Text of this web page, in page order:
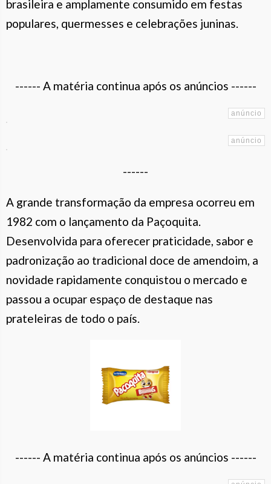
brasileira e amplamente consumido em festas
populares, quermesses e celebrações juninas.
------ A matéria continua após os anúncios ------
------
A grande transformação da empresa ocorreu em
1982 com o lançamento da Paçoquita.
Desenvolvida para oferecer praticidade, sabor e
padronização ao tradicional doce de amendoim, a
novidade rapidamente conquistou o mercado e
passou a ocupar espaço de destaque nas
prateleiras de todo o país.
------ A matéria continua após os anúncios ------